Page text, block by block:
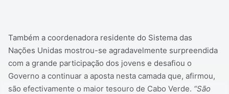
Também a coordenadora residente do Sistema das
Nações Unidas mostrou-se agradavelmente surpreendida
com a grande participação dos jovens e desafiou o
Governo a continuar a aposta nesta camada que, afirmou,
são efectivamente o maior tesouro de Cabo Verde. “São